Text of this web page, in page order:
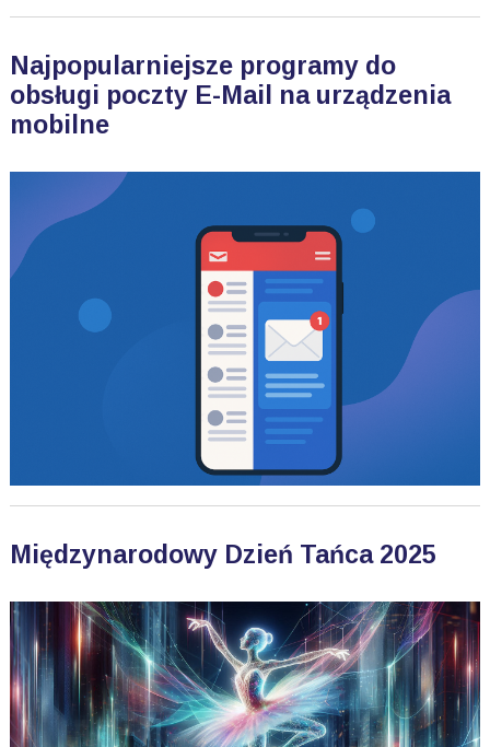
Najpopularniejsze programy do
obsługi poczty E-Mail na urządzenia
mobilne
Międzynarodowy Dzień Tańca 2025